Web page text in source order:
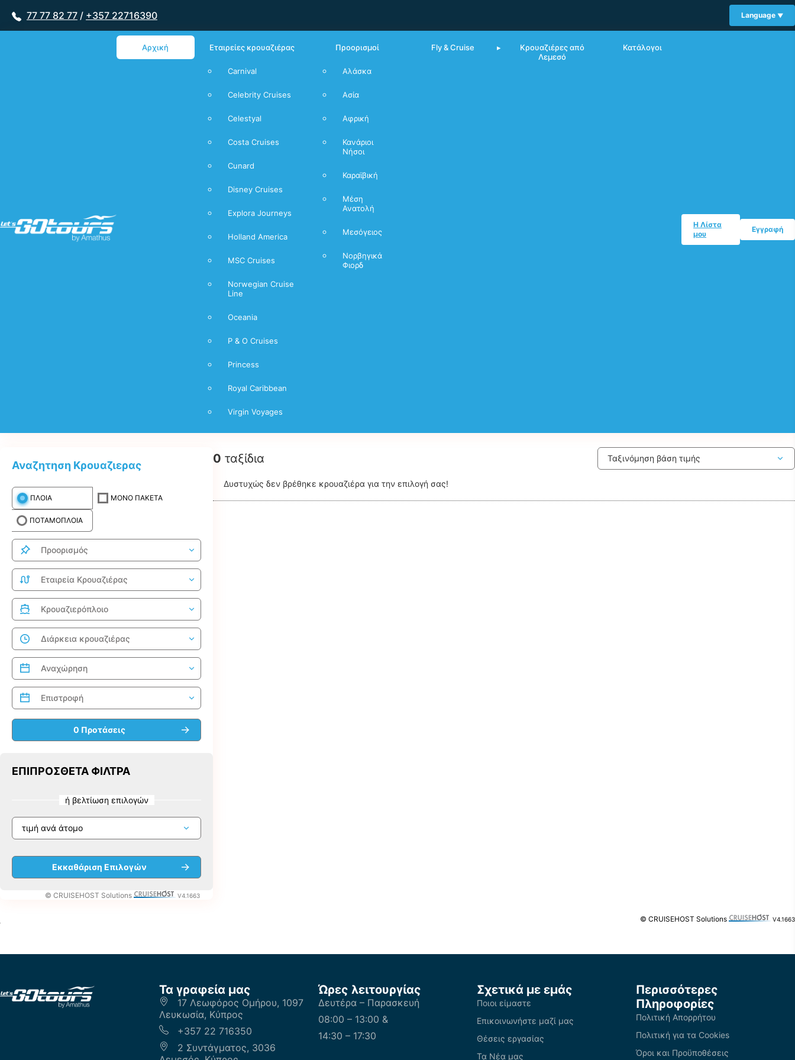
77 77 82 77 / +357 22716390 Language
Αρχική Εταιρείες κρουαζιέρας
Carnival
Celebrity Cruises
Celestyal
Costa Cruises
Cunard
Disney Cruises
Explora Journeys
Holland America
MSC Cruises
Norwegian Cruise
Line
Oceania
P & O Cruises
Princess
Royal Caribbean
Virgin Voyages
Προορισμοί
Αλάσκα
Ασία
Αφρική
Κανάριοι
Νήσοι
Καραϊβική
Μέση
Ανατολή
Μεσόγειος
Νορβηγικά
Φιορδ
Fly & Cruise
Κρουαζιέρες από
Λεμεσό
Κατάλογοι
Η Λίστα
μου
Εγγραφή
Αναζητηση Κρουαζιερας
ΠΛΟΙΑ
ΠΟΤΑΜΟΠΛΟΙΑ
ΜΟΝΟ ΠΑΚΕΤΑ
ΕΠΙΠΡΌΣΘΕΤΑ ΦΊΛΤΡΑ
ή βελτίωση επιλογών
© CRUISEHOST Solutions V4.1663
0 ταξίδια
Δυστυχώς δεν βρέθηκε κρουαζιέρα για την επιλογή σας!
© CRUISEHOST Solutions V4.1663
Τα γραφεία μας
17 Λεωφόρος Ομήρου, 1097
Λευκωσία, Κύπρος
+357 22 716350
2 Συντάγματος, 3036
Ώρες λειτουργίας
Δευτέρα – Παρασκευή
08:00 – 13:00 &
14:30 – 17:30
Σχετικά με εμάς
Ποιοι είμαστε
Επικοινωνήστε μαζί μας
Θέσεις εργασίας
Τα Νέα μας
Περισσότερες
Πληροφορίες
Πολιτική Απορρήτου
Πολιτική για τα Cookies
Όροι και Προϋποθέσεις